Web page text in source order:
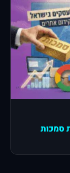
סמכות